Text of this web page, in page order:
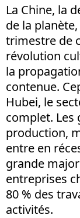
La Chine, la
de la
trimestre de
révolution
la
contenue.
Hubei, le
complet. Les
production,
entre en
grande
entreprises
80 % des
activités.